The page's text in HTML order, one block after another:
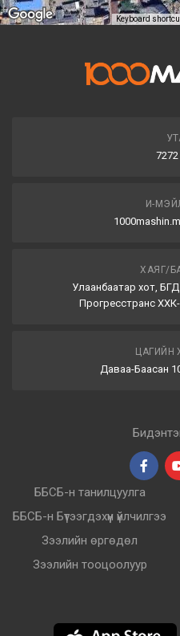
Keyboard
И-
ХАЯГ/
Улаанбаатар хот,
Прогресстранс
ЦАГИЙН
Даваа-Баасан
ББСБ-н танилцуулга
ББСБ-н Бүтээгдэхүүн үйлчилгээ
Зээлийн өргөдөл
Зээлийн тооцоолуур